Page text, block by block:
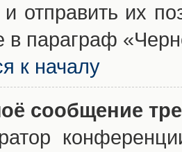
и отправить их
в параграф
к началу
сообщение